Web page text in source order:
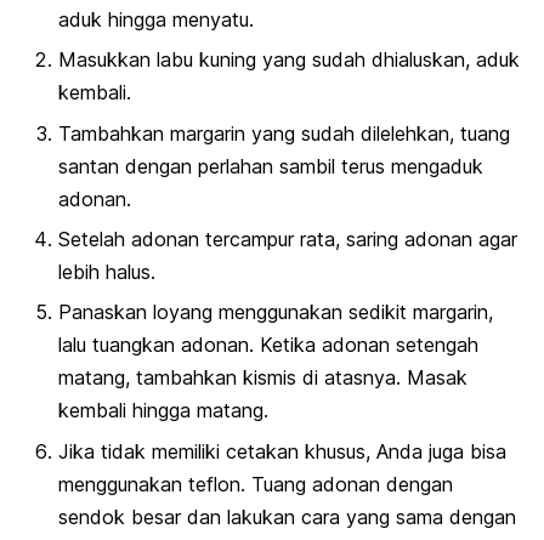
aduk hingga menyatu.
Masukkan labu kuning yang sudah dhialuskan, aduk
kembali.
Tambahkan margarin yang sudah dilelehkan, tuang
santan dengan perlahan sambil terus mengaduk
adonan.
Setelah adonan tercampur rata, saring adonan agar
lebih halus.
Panaskan loyang menggunakan sedikit margarin,
lalu tuangkan adonan. Ketika adonan setengah
matang, tambahkan kismis di atasnya. Masak
kembali hingga matang.
Jika tidak memiliki cetakan khusus, Anda juga bisa
menggunakan teflon. Tuang adonan dengan
sendok besar dan lakukan cara yang sama dengan